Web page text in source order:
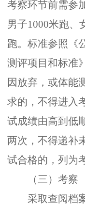
考察环节前需参
男子1000米跑、
跑。标准参照《
测评项目和标准
因放弃，或体能
求的，不得进入
试成绩由高到低
两次，不得递补
试合格的，列为
（三）考察
采取查阅档